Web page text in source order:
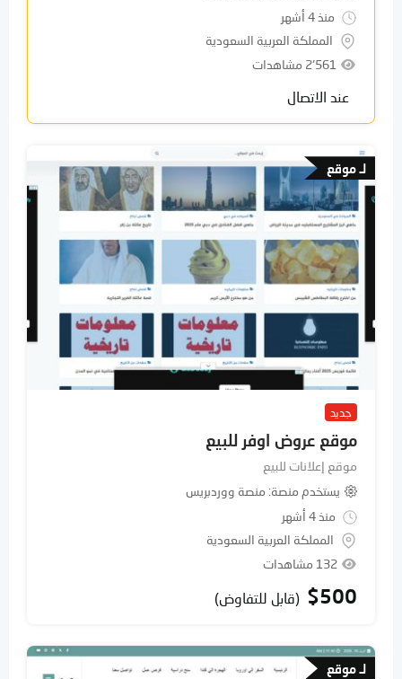
منذ 4 أشهر
المملكة العربية السعودية
2٬561 مشاهدات
عند الاتصال
لـ موقع
جديد
موقع عروض اوفر للبيع
موقع إعلانات للبيع
يستخدم منصة منصة ووردبريس
منذ 4 أشهر
المملكة العربية السعودية
132 مشاهدات
$500 (قابل للتفاوض)
لـ موقع